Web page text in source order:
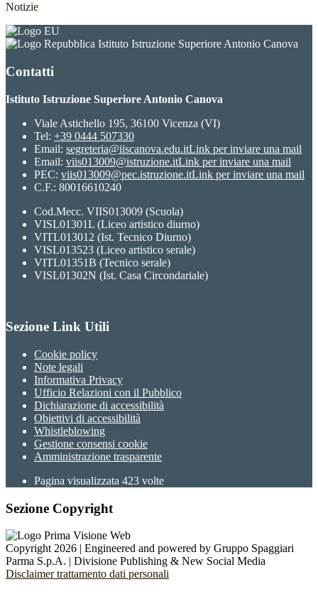
Notizie
Istituto Istruzione Superiore Antonio Canova
Contatti
Istituto Istruzione Superiore Antonio Canova
Viale Astichello 195, 36100 Vicenza (VI)
Tel: +39 0444 507330
Email: segreteria@iiscanova.edu.itLink per inviare una mail
Email: viis013009@istruzione.itLink per inviare una mail
PEC: viis013009@pec.istruzione.itLink per inviare una mail
C.F.: 80016610240
Cod.Mecc. VIIS013009 (Scuola)
VISL01301L (Liceo artistico diurno)
VITL013012 (Ist. Tecnico Diurno)
VISL013523 (Liceo artistico serale)
VITL01351B (Tecnico serale)
VISL01302N (Ist. Casa Circondariale)
Sezione Link Utili
Cookie policy
Note legali
Informativa Privacy
Ufficio Relazioni con il Pubblico
Dichiarazione di accessibilità
Obiettivi di accessibilità
Whistleblowing
Gestione consensi cookie
Amministrazione trasparente
Pagina visualizzata 423 volte
Sezione Copyright
Copyright 2026 | Engineered and powered by Gruppo Spaggiari
Parma S.p.A. | Divisione Publishing & New Social Media
Disclaimer trattamento dati personali